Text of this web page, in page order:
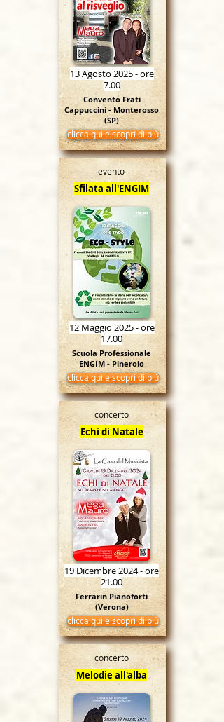
13 Agosto 2025 - ore
7.00
Convento Frati
Cappuccini - Monterosso
(SP)
clicca qui e scopri di più
evento
Sfilata all'ENGIM
12 Maggio 2025 - ore
17.00
Scuola Professionale
ENGIM - Pinerolo
clicca qui e scopri di più
concerto
Echi di Natale
19 Dicembre 2024 - ore
21.00
Ferrarin Pianoforti
(Verona)
clicca qui e scopri di più
concerto
Melodie all'alba